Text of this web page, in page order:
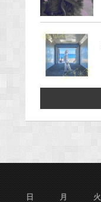
日
月 火